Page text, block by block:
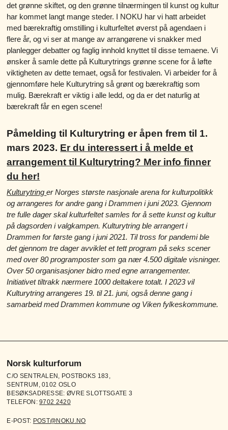
det grønne skiftet, og den grønne tilnærmingen til kunst og kultur
har kommet langt mange steder. I NOKU har vi hatt arbeidet
med bærekraftig omstilling i kulturfeltet øverst på agendaen i
flere år, og vi ser at mange av arrangørene vi snakker med
planlegger debatter og faglig innhold knyttet til disse temaene. Vi
ønsker å samle dette på Kulturytrings grønne scene for å løfte
viktigheten av dette temaet, også for festivalen. Vi arbeider for å
gjennomføre hele Kulturytring så grønt og bærekraftig som
mulig. Bærekraft er viktig i alle ledd, og da er det naturlig at
bærekraft får en egen scene!
Påmelding til Kulturytring er åpen frem til 1.
mars 2023. Er du interessert i å melde et
arrangement til Kulturytring? Mer info finner
du her!
Kulturytringer Norges største nasjonale arena for kulturpolitikk
og arrangeres for andre gang i Drammen i juni 2023. Gjennom
tre fulle dager skal kulturfeltet samles for å sette kunst og kultur
på dagsorden i valgkampen. Kulturytring ble arrangert i
Drammen for første gang i juni 2021. Til tross for pandemi ble
det gjennom tre dager avviklet et tett program på seks scener
med over 80 programposter som ga nær 4.500 digitale visninger.
Over 50 organisasjoner bidro med egne arrangementer.
Initiativet tiltrakk nærmere 1000 deltakere totalt. I 2023 vil
Kulturytring arrangeres 19. til 21. juni, også denne gang i
samarbeid med Drammen kommune og Viken fylkeskommune.
Norsk kulturforum
C/O SENTRALEN, POSTBOKS 183,
SENTRUM, 0102 OSLO
BESØKSADRESSE: ØVRE SLOTTSGATE 3
TELEFON:9702 2420
E-POST: POST@NOKU.NO